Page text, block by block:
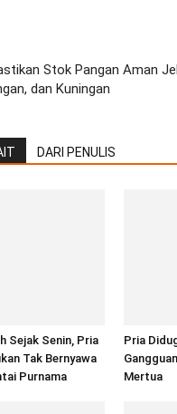
Stok Pangan Aman
dan Kuningan
DARI PENULIS
Sejak Senin, Pria
Tak Bernyawa
Purnama
Pria
Mertua